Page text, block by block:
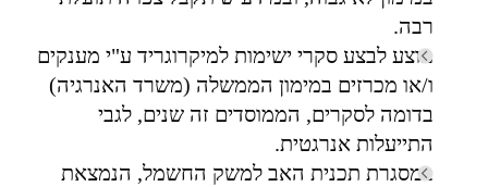
רבה.
מוצע לבצע סקרי ישימות למיקרוגריד ע"י מענקים
ו/או מכרזים במימון הממשלה (משרד האנרגיה)
בדומה לסקרים, הממוסדים זה שנים, לגבי
התייעלות אנרגטית.
במסגרת תכנית האב למשק החשמל, הנמצאת